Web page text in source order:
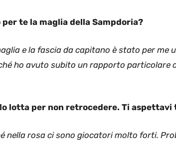
te la maglia della Sampdoria?
e la fascia da capitano è stato per me
ho avuto subito un rapporto particolare
lotta per non retrocedere. Ti
nella rosa ci sono giocatori molto forti.